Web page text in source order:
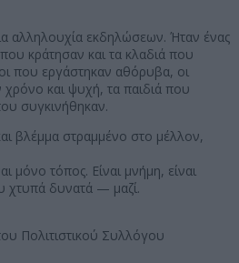
αλληλουχία εκδηλώσεων. Ήταν ένας
κράτησαν και τα κλαδιά που
που εργάστηκαν αθόρυβα, οι
και ψυχή, τα παιδιά που
συγκινήθηκαν.
βλέμμα στραμμένο στο μέλλον,
μόνο τόπος. Είναι μνήμη, είναι
χτυπά δυνατά — μαζί.
Πολιτιστικού Συλλόγου